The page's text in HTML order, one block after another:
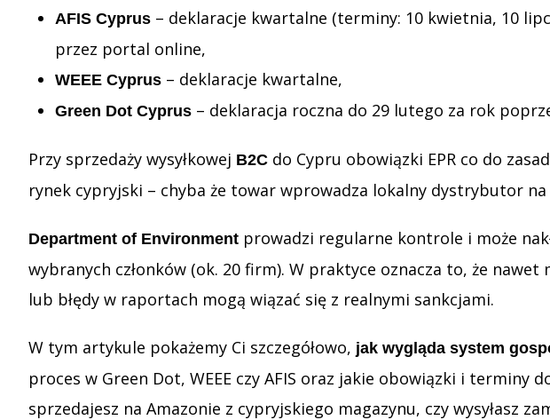
AFIS Cyprus – deklaracje kwartalne (terminy: 10 kwietnia, 10
przez portal online,
WEEE Cyprus – deklaracje kwartalne,
Green Dot Cyprus – deklaracja roczna do 29 lutego za rok
Przy sprzedaży wysyłkowej B2C do Cypru obowiązki EPR co do
rynek cypryjski – chyba że towar wprowadza lokalny dystrybutor na
Department of Environment prowadzi regularne kontrole i może
wybranych członków (ok. 20 firm). W praktyce oznacza to, że
lub błędy w raportach mogą wiązać się z realnymi sankcjami.
W tym artykule pokażemy Ci szczegółowo, jak wygląda system
proces w Green Dot, WEEE czy AFIS oraz jakie obowiązki i terminy
sprzedajesz na Amazonie z cypryjskiego magazynu, czy wysyłasz